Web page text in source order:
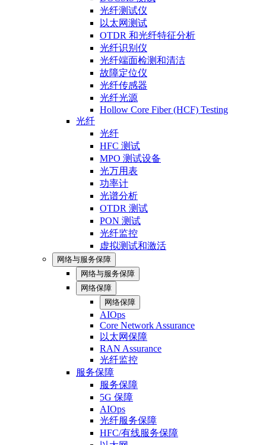
光纤测试仪
以太网测试
OTDR 和光纤特征分析
光纤识别仪
光纤端面检测和清洁
故障定位仪
光纤传感器
光纤光源
Hollow Core Fiber (HCF) Testing
光纤
光纤
HFC 测试
MPO 测试设备
光万用表
功率计
光谱分析
OTDR 测试
PON 测试
光纤监控
虚拟测试和激活
网络与服务保障
网络与服务保障
网络保障
网络保障
AIOps
Core Network Assurance
以太网保障
RAN Assurance
光纤监控
服务保障
服务保障
5G 保障
AIOps
光纤服务保障
HFC/有线服务保障